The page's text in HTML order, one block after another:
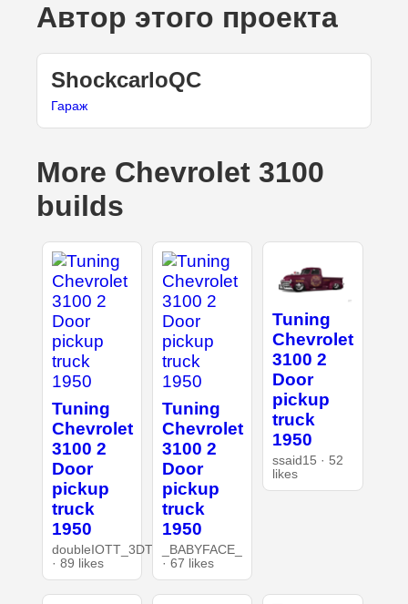
Автор этого проекта
ShockcarloQC
Гараж
More Chevrolet 3100
builds
Tuning
Chevrolet
3100 2
Door
pickup
truck
1950
doubleIOTT_3DT
· 89 likes
Tuning
Chevrolet
3100 2
Door
pickup
truck
1950
_BABYFACE_
· 67 likes
Tuning
Chevrolet
3100 2
Door
pickup
truck
1950
ssaid15 · 52
likes